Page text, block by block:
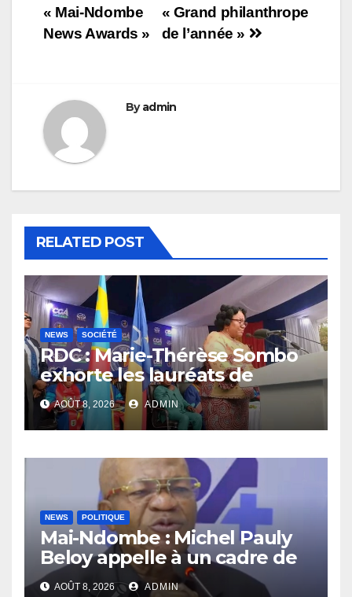
« Grand philanthrope
de l’année »
« Mai-Ndombe
News Awards »
Byadmin
RELATED POST
NEWS SOCIÉTÉ
RDC : Marie-Thérèse Sombo
exhorte les lauréats de
l’UNIKIN à mettre leurs
compétences au service de
la nation
AOÛT 8, 2026 ADMIN
NEWS POLITIQUE
Mai-Ndombe : Michel Pauly
Beloy appelle à un cadre de
concertation avant la tenue
AOÛT 8, 2026 ADMIN